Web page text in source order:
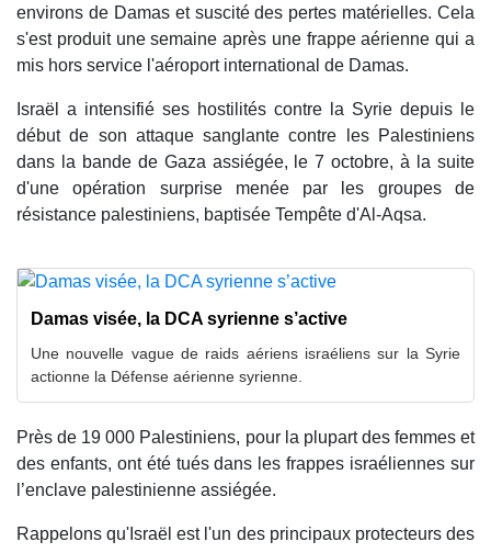
environs de Damas et suscité des pertes matérielles. Cela
s'est produit une semaine après une frappe aérienne qui a
mis hors service l'aéroport international de Damas.
Israël a intensifié ses hostilités contre la Syrie depuis le
début de son attaque sanglante contre les Palestiniens
dans la bande de Gaza assiégée, le 7 octobre, à la suite
d'une opération surprise menée par les groupes de
résistance palestiniens, baptisée Tempête d'Al-Aqsa.
Damas visée, la DCA syrienne s’active
Une nouvelle vague de raids aériens israéliens sur la Syrie
actionne la Défense aérienne syrienne.
Près de 19 000 Palestiniens, pour la plupart des femmes et
des enfants, ont été tués dans les frappes israéliennes sur
l’enclave palestinienne assiégée.
Rappelons qu'Israël est l'un des principaux protecteurs des